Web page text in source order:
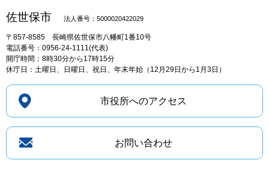
佐世保市 法人番号：5000020422029
〒857-8585 長崎県佐世保市八幡町1番10号
電話番号：0956-24-1111(代表)
開庁時間：8時30分から17時15分
休庁日：土曜日、日曜日、祝日、年末年始（12月29日から1月3日）
市役所へのアクセス
お問い合わせ